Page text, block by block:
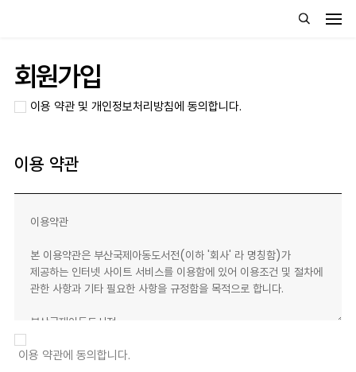
회원가입
이용 약관 및 개인정보처리방침에 동의합니다.
이용 약관
이용 약관에 동의합니다.